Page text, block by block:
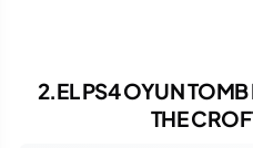
2.EL PS4 OYUN
THE